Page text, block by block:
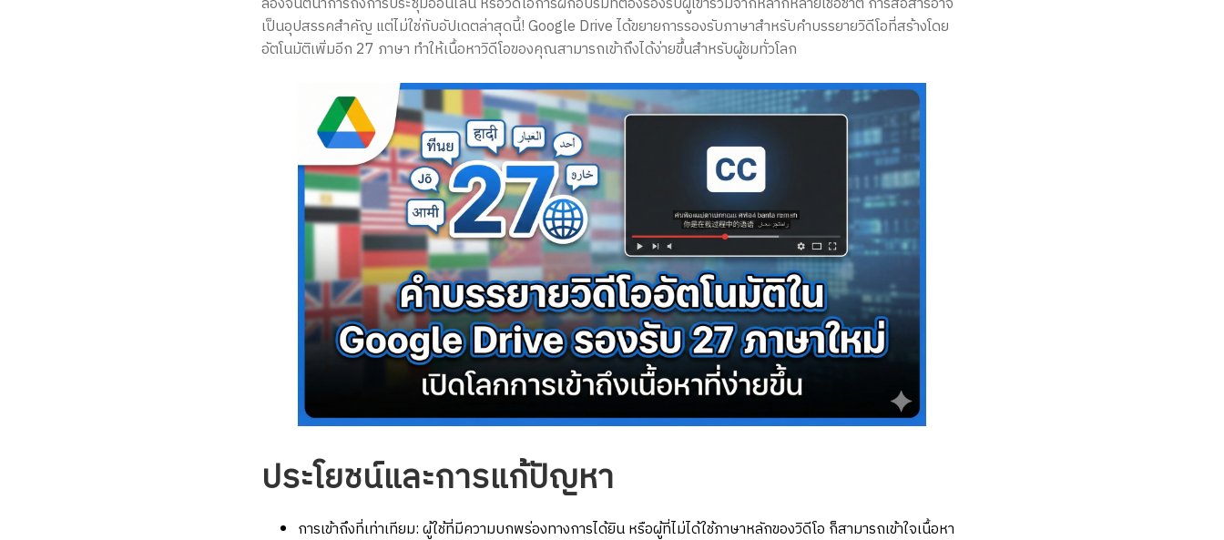
ใน
Google
Drive
รองรับ
27
ภาษา
ใหม่:
เปิด
เป็นอุปสรรคสำคัญ แต่ไม่ใช่กับอัปเดตล่าสุดนี้! Google Drive ได้ขยายการรองรับภาษาสำหรับคำบรรยายวิดีโอที่สร้างโดย
อัตโนมัติเพิ่มอีก 27 ภาษา ทำให้เนื้อหาวิดีโอของคุณสามารถเข้าถึงได้ง่ายขึ้นสำหรับผู้ชมทั่วโลก
ประโยชน์และการแก้ปัญหา
การเข้าถึงที่เท่าเทียม: ผู้ใช้ที่มีความบกพร่องทางการได้ยิน หรือผู้ที่ไม่ได้ใช้ภาษาหลักของวิดีโอ ก็สามารถเข้าใจเนื้อหา